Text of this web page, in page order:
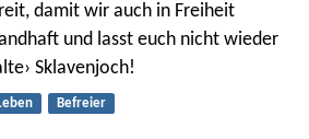
damit wir auch in Freiheit
und lasst euch nicht wieder
Sklavenjoch!
Befreier